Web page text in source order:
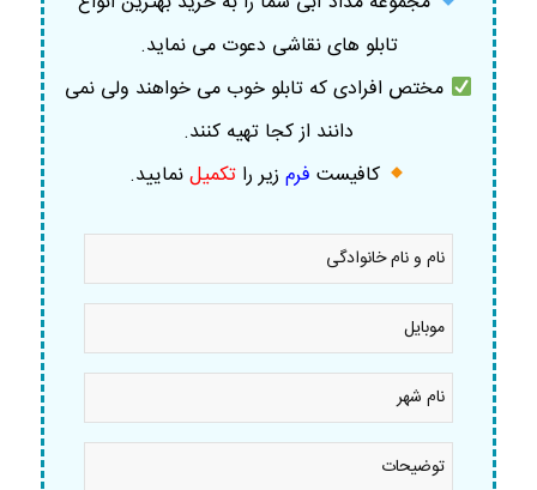
تابلو های نقاشی دعوت می نماید.
مختص افرادی که تابلو خوب می خواهند ولی نمی
دانند از کجا تهیه کنند.
کافیست فرم زیر را تکمیلنمایید.
نام
نام
خانوادگی
موبایل
نام
شهر *
توضیحات